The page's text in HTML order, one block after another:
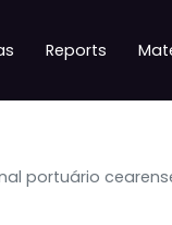
Reports
portuário